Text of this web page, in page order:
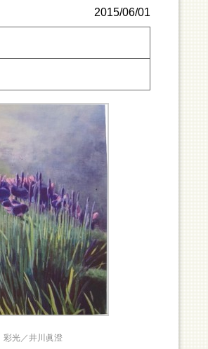
2015/06/01
彩光／井川眞澄